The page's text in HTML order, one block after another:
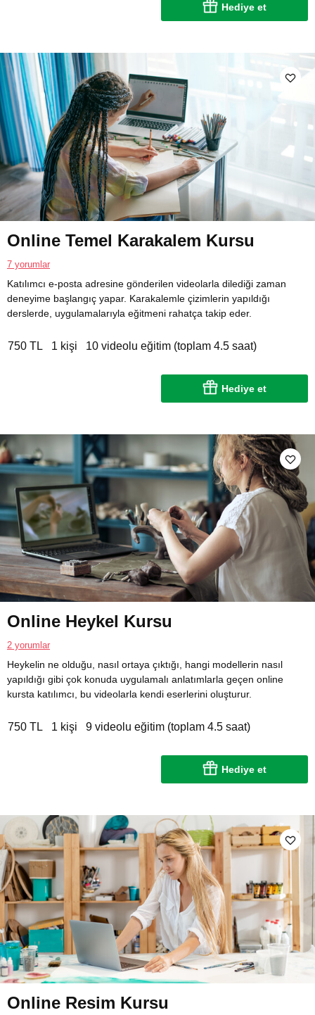
Hediye et
Online Temel Karakalem Kursu
7 yorumlar
Katılımcı e-posta adresine gönderilen videolarla dilediği zaman
deneyime başlangıç yapar. Karakalemle çizimlerin yapıldığı
derslerde, uygulamalarıyla eğitmeni rahatça takip eder.
750 TL 1 kişi 10 videolu eğitim (toplam 4.5 saat)
Hediye et
Online Heykel Kursu
2 yorumlar
Heykelin ne olduğu, nasıl ortaya çıktığı, hangi modellerin nasıl
yapıldığı gibi çok konuda uygulamalı anlatımlarla geçen online
kursta katılımcı, bu videolarla kendi eserlerini oluşturur.
750 TL 1 kişi 9 videolu eğitim (toplam 4.5 saat)
Hediye et
Online Resim Kursu